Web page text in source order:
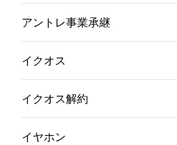
アントレ事業承継
イクオス
イクオス解約
イヤホン